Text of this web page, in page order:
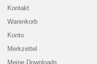
Kontakt
Warenkorb
Konto
Merkzettel
Meine Downloads